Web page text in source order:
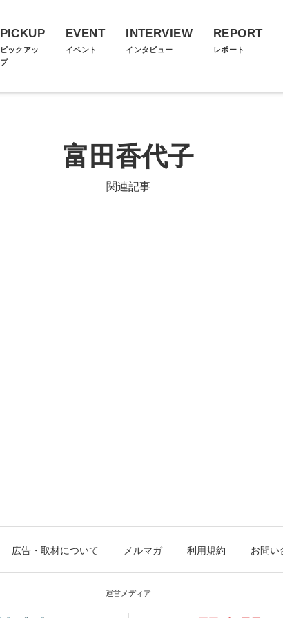
PICKUP
ピックアッ
プ
EVENT
イベント
INTERVIEW
インタビュー
REPORT
レポート
富田香代子
関連記事
広告・取材について メルマガ 利用規約 お問い
運営メディア